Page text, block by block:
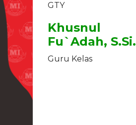
GTY
Khusnul
Fu`adah, S.Si.
Guru Kelas